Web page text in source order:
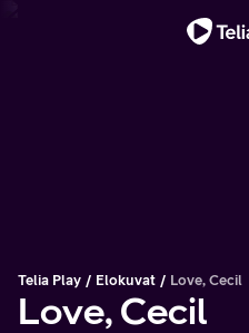
Telia Play Elokuvat Love, Cecil
Love, Cecil